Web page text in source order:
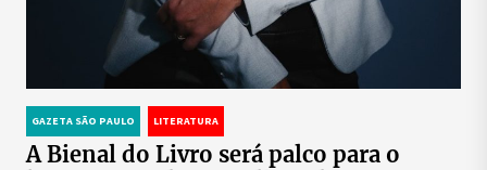
GAZETA SÃO PAULO LITERATURA
A Bienal do Livro será palco para o